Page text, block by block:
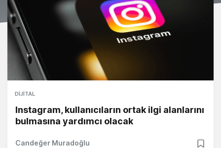
DIJITAL
Instagram, kullanıcıların ortak ilgi alanlarını
bulmasına yardımcı olacak
Candeğer Muradoğlu